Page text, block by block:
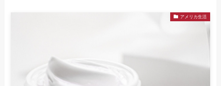
アメリカ生活